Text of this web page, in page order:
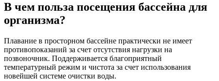
В чем польза посещения бассейна для
организма?
Плавание в просторном бассейне практически не имеет
противопоказаний за счет отсутствия нагрузки на
позвоночник. Поддерживается благоприятный
температурный режим и чистота за счет использования
новейшей системе очистки воды.